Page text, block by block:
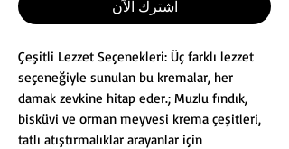
اشترِك الآن
Çeşitli Lezzet Seçenekleri: Üç farklı lezzet
seçeneğiyle sunulan bu kremalar, her
damak zevkine hitap eder.; Muzlu fındık,
bisküvi ve orman meyvesi krema çeşitleri,
tatlı atıştırmalıklar arayanlar için